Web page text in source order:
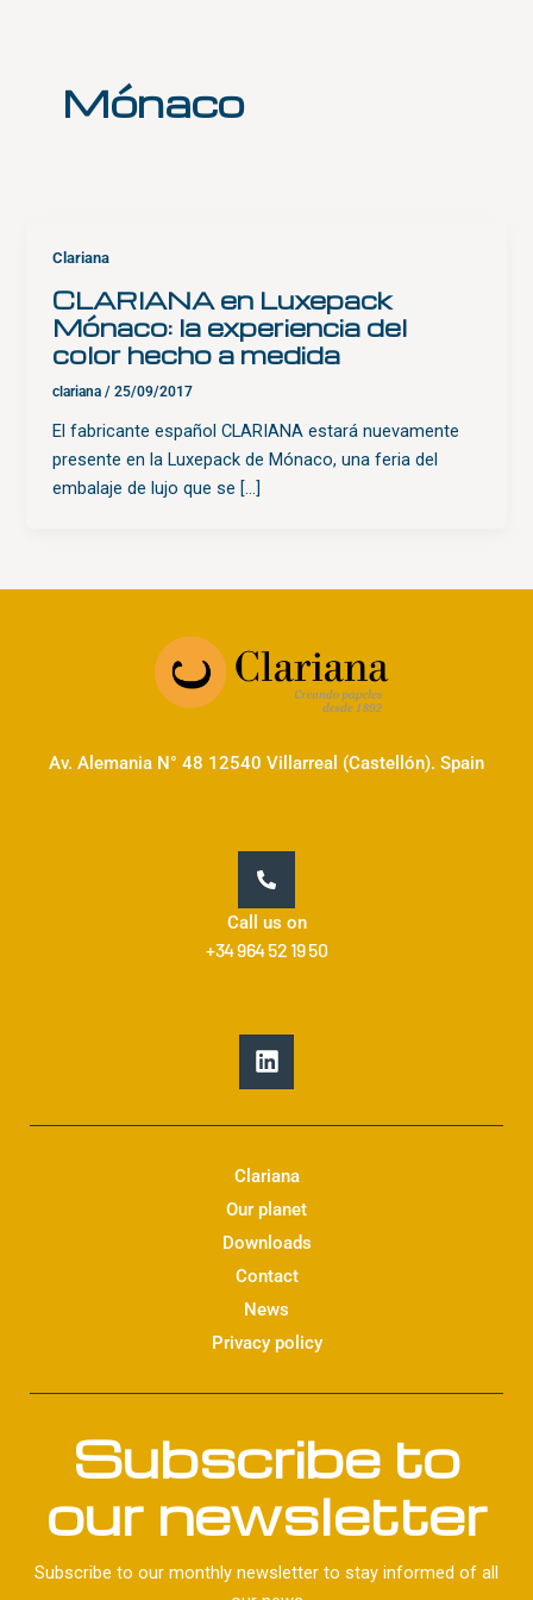
Mónaco
Clariana
CLARIANA en Luxepack
Mónaco: la experiencia del
color hecho a medida
clariana/25/09/2017
El fabricante español CLARIANA estará nuevamente
presente en la Luxepack de Mónaco, una feria del
embalaje de lujo que se […]
Av. Alemania N° 48 12540 Villarreal (Castellón). Spain
Call us on
+34 964 52 19 50
L
i
n
k
d
i
n
Clariana
Our planet
Downloads
Contact
News
Privacy policy
Subscribe to
our newsletter
Subscribe to our monthly newsletter to stay informed of all